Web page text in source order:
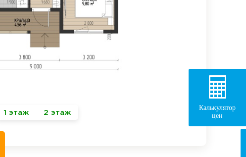
1 этаж 2 этаж
Калькулятор
цен